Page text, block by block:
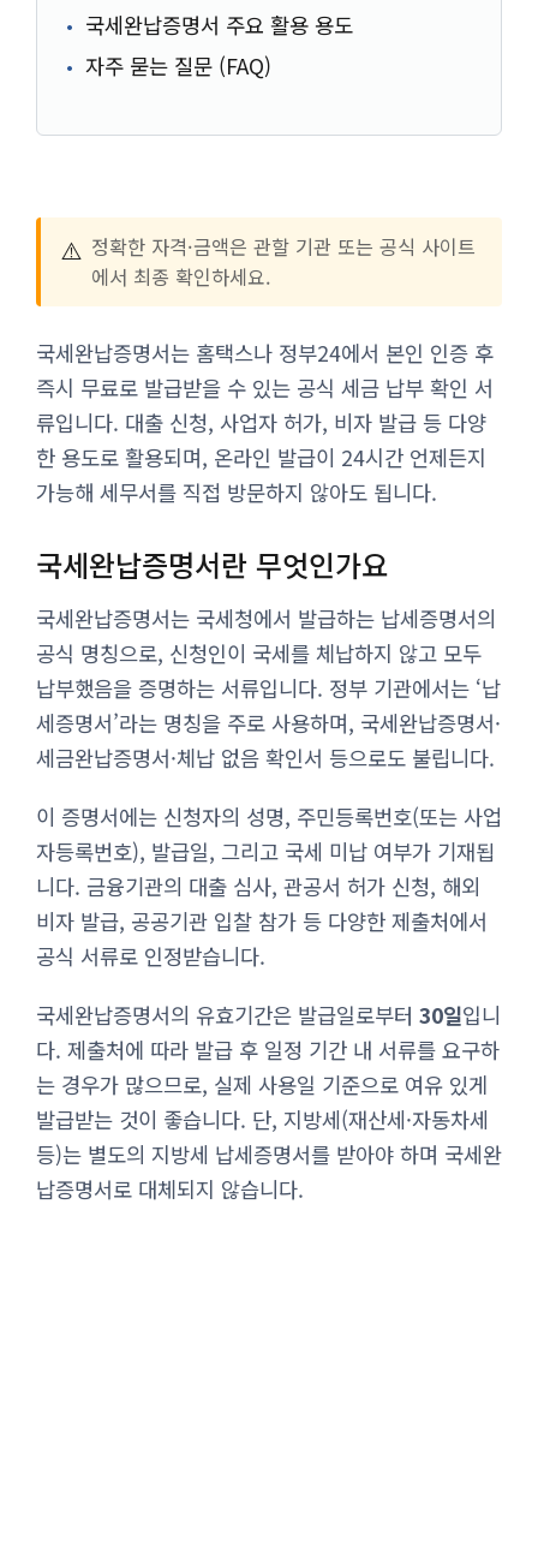
국세완납증명서 주요 활용 용도
자주 묻는 질문 (FAQ)
⚠️ 정확한 자격·금액은 관할 기관 또는 공식 사이트
에서 최종 확인하세요.
국세완납증명서는 홈택스나 정부24에서 본인 인증 후
즉시 무료로 발급받을 수 있는 공식 세금 납부 확인 서
류입니다. 대출 신청, 사업자 허가, 비자 발급 등 다양
한 용도로 활용되며, 온라인 발급이 24시간 언제든지
가능해 세무서를 직접 방문하지 않아도 됩니다.
국세완납증명서란 무엇인가요
국세완납증명서는 국세청에서 발급하는 납세증명서의
공식 명칭으로, 신청인이 국세를 체납하지 않고 모두
납부했음을 증명하는 서류입니다. 정부 기관에서는 ‘납
세증명서’라는 명칭을 주로 사용하며, 국세완납증명서·
세금완납증명서·체납 없음 확인서 등으로도 불립니다.
이 증명서에는 신청자의 성명, 주민등록번호(또는 사업
자등록번호), 발급일, 그리고 국세 미납 여부가 기재됩
니다. 금융기관의 대출 심사, 관공서 허가 신청, 해외
비자 발급, 공공기관 입찰 참가 등 다양한 제출처에서
공식 서류로 인정받습니다.
국세완납증명서의 유효기간은 발급일로부터 30일입니
다. 제출처에 따라 발급 후 일정 기간 내 서류를 요구하
는 경우가 많으므로, 실제 사용일 기준으로 여유 있게
발급받는 것이 좋습니다. 단, 지방세(재산세·자동차세
등)는 별도의 지방세 납세증명서를 받아야 하며 국세완
납증명서로 대체되지 않습니다.